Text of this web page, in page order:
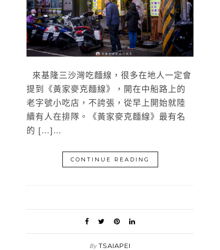
來基隆三沙灣吃麵線，很多在地人一定會
提到《黃家麥克麵線》，開在中船路上的
老字號小吃店，不誇張，從早上開始就陸
續有人在排隊。《黃家麥克麵線》最有名
的 […]…
CONTINUE READING
By TSAIAPEI